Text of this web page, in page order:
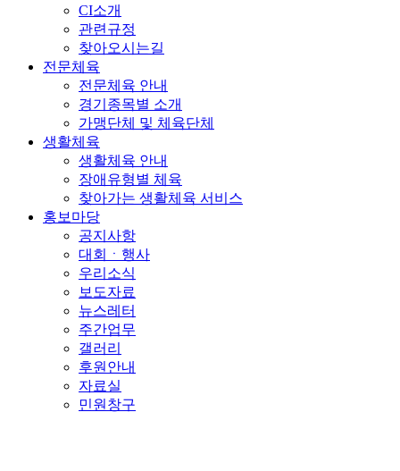
CI소개
관련규정
찾아오시는길
전문체육
전문체육 안내
경기종목별 소개
가맹단체 및 체육단체
생활체육
생활체육 안내
장애유형별 체육
찾아가는 생활체육 서비스
홍보마당
공지사항
대회ㆍ행사
우리소식
보도자료
뉴스레터
주간업무
갤러리
후원안내
자료실
민원창구